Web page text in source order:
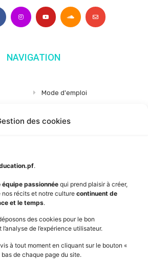
des cookies
.
passionnéequi prend plaisir à créer,
nos récits et notre culture continuent de
et le temps.
des cookies pour le bon
de l’expérience utilisateur.
à tout moment en cliquant sur le bouton «
de chaque page du site.
NAVIGATION
Mode d'emploi
Mentions légales
www.education.pf
DE L'ÉDUCATION